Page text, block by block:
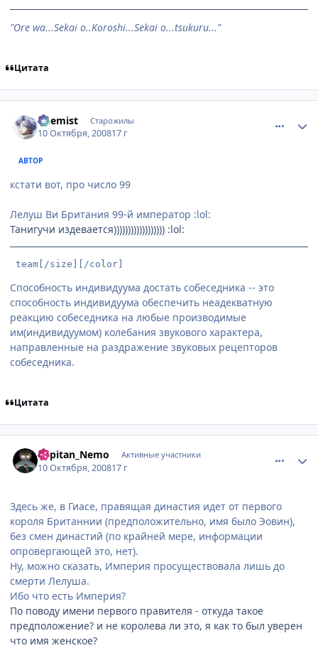
"Ore wa...Sekai o..Koroshi...Sekai o...tsukuru..."
Цитата
Chemist Старожилы
10 Октября, 200817 г
АВТОР
кстати вот, про число 99
Лелуш Ви Британия 99-й император :lol:
Танигучи издевается)))))))))))))))))) :lol:
team[/size][/color]
Способность индивидуума достать собеседника -- это
способность индивидуума обеспечить неадекватную
реакцию собеседника на любые производимые
им(индивидуумом) колебания звукового характера,
направленные на раздражение звуковых рецепторов
собеседника.
Цитата
Capitan_Nemo Активные участники
10 Октября, 200817 г
Здесь же, в Гиасе, правящая династия идет от первого
короля Британнии (предположительно, имя было Эовин),
без смен династий (по крайней мере, информации
опровергающей это, нет).
Ну, можно сказать, Империя просуществовала лишь до
смерти Лелуша.
Ибо что есть Империя?
По поводу имени первого правителя - откуда такое
предположение? и не королева ли это, я как то был уверен
что имя женское?